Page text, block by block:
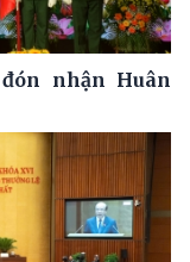
nhận Huân